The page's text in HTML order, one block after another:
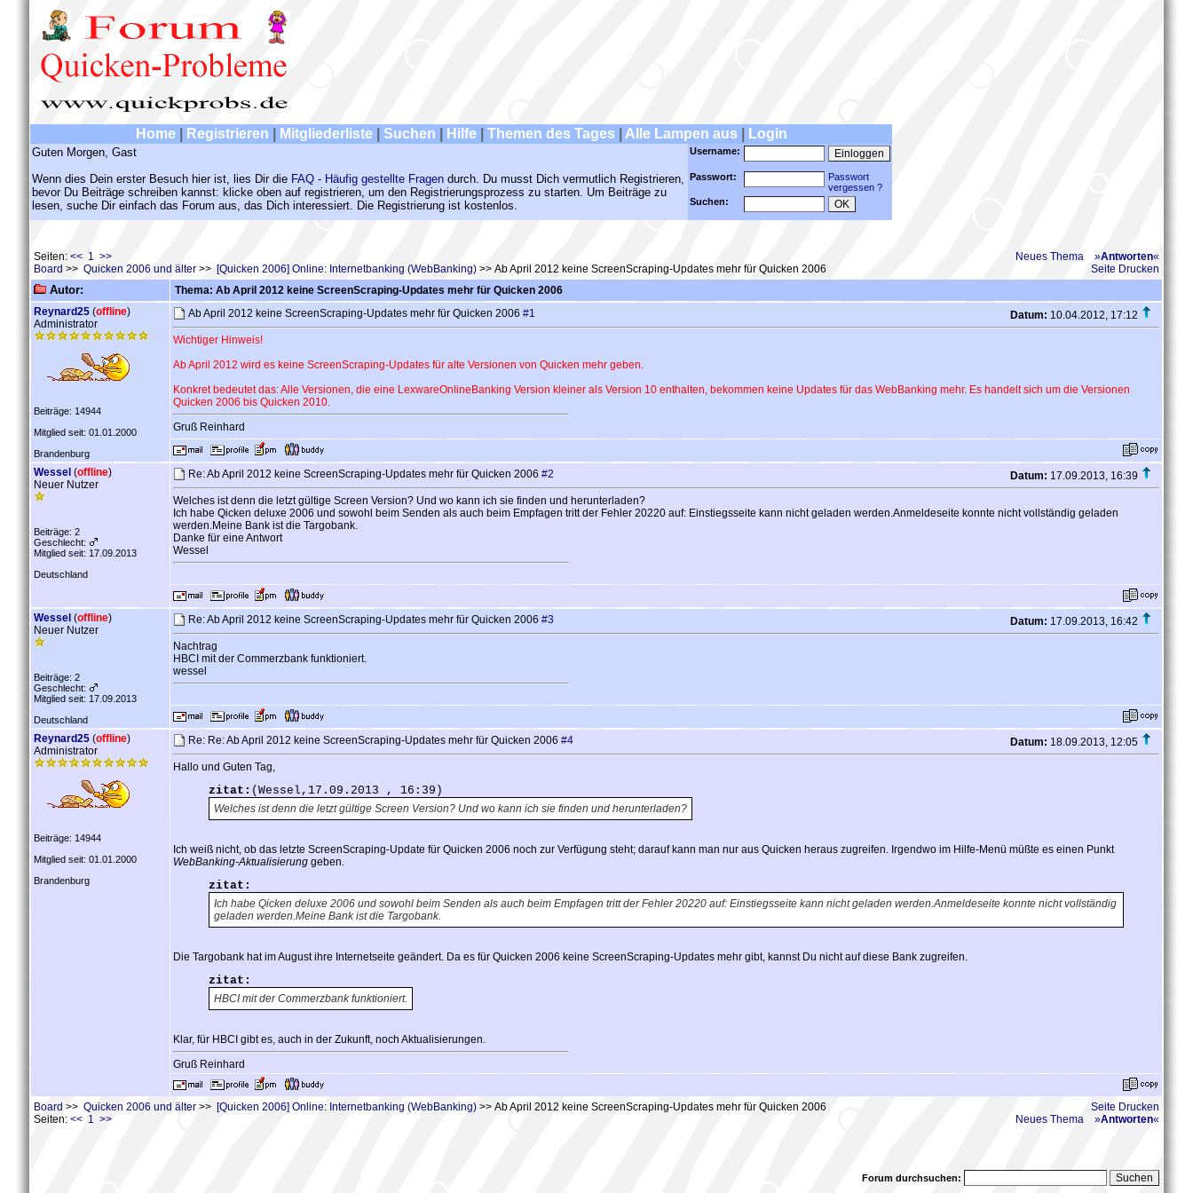
Home Registrieren Mitgliederliste Suchen Hilfe Themen des Tages Alle Lampen aus Login
Guten Morgen, Gast
Wenn dies Dein erster Besuch hier ist, lies Dir die FAQ - Häufig gestellte Fragen durch. Du musst Dich vermutlich Registrieren,
bevor Du Beiträge schreiben kannst: klicke oben auf registrieren, um den Registrierungsprozess zu starten. Um Beiträge zu
lesen, suche Dir einfach das Forum aus, das Dich interessiert. Die Registrierung ist kostenlos.
Username:
Passwort:
Passwort
vergessen ?
Suchen:
Seiten: << 1 >>
Board >> Quicken 2006 und älter >> [Quicken 2006] Online: Internetbanking (WebBanking) >> Ab April 2012 keine ScreenScraping-Updates mehr für Quicken 2006
Neues Thema »Antworten«
Seite Drucken
Autor:
Thema: Ab April 2012 keine ScreenScraping-Updates mehr für Quicken 2006
Reynard25 (offline)
Administrator
Beiträge: 14944
Mitglied seit: 01.01.2000
Brandenburg
Ab April 2012 keine ScreenScraping-Updates mehr für Quicken 2006 #1 Datum: 10.04.2012, 17:12
Wichtiger Hinweis!
Ab April 2012 wird es keine ScreenScraping-Updates für alte Versionen von Quicken mehr geben.
Konkret bedeutet das: Alle Versionen, die eine LexwareOnlineBanking Version kleiner als Version 10 enthalten, bekommen keine Updates für das WebBanking mehr. Es handelt sich um die Versionen
Quicken 2006 bis Quicken 2010.
Gruß Reinhard
Wessel (offline)
Neuer Nutzer
Beiträge: 2
Geschlecht:
Mitglied seit: 17.09.2013
Deutschland
Re: Ab April 2012 keine ScreenScraping-Updates mehr für Quicken 2006 #2 Datum: 17.09.2013, 16:39
Welches ist denn die letzt gültige Screen Version? Und wo kann ich sie finden und herunterladen?
Ich habe Qicken deluxe 2006 und sowohl beim Senden als auch beim Empfagen tritt der Fehler 20220 auf: Einstiegsseite kann nicht geladen werden.Anmeldeseite konnte nicht vollständig geladen
werden.Meine Bank ist die Targobank.
Danke für eine Antwort
Wessel
Wessel (offline)
Neuer Nutzer
Beiträge: 2
Geschlecht:
Mitglied seit: 17.09.2013
Deutschland
Re: Ab April 2012 keine ScreenScraping-Updates mehr für Quicken 2006 #3 Datum: 17.09.2013, 16:42
Nachtrag
HBCI mit der Commerzbank funktioniert.
wessel
Reynard25 (offline)
Administrator
Beiträge: 14944
Mitglied seit: 01.01.2000
Brandenburg
Re: Re: Ab April 2012 keine ScreenScraping-Updates mehr für Quicken 2006 #4 Datum: 18.09.2013, 12:05
Hallo und Guten Tag,
zitat: (Wessel,17.09.2013 , 16:39)
Welches ist denn die letzt gültige Screen Version? Und wo kann ich sie finden und herunterladen?
Ich weiß nicht, ob das letzte ScreenScraping-Update für Quicken 2006 noch zur Verfügung steht; darauf kann man nur aus Quicken heraus zugreifen. Irgendwo im Hilfe-Menü müßte es einen Punkt
WebBanking-Aktualisierung geben.
zitat:
Ich habe Qicken deluxe 2006 und sowohl beim Senden als auch beim Empfagen tritt der Fehler 20220 auf: Einstiegsseite kann nicht geladen werden.Anmeldeseite konnte nicht vollständig
geladen werden.Meine Bank ist die Targobank.
Die Targobank hat im August ihre Internetseite geändert. Da es für Quicken 2006 keine ScreenScraping-Updates mehr gibt, kannst Du nicht auf diese Bank zugreifen.
zitat:
HBCI mit der Commerzbank funktioniert.
Klar, für HBCI gibt es, auch in der Zukunft, noch Aktualisierungen.
Gruß Reinhard
Board >> Quicken 2006 und älter >> [Quicken 2006] Online: Internetbanking (WebBanking) >> Ab April 2012 keine ScreenScraping-Updates mehr für Quicken 2006
Seiten: << 1 >>
Seite Drucken
Neues Thema
»Antworten«
Forum durchsuchen: